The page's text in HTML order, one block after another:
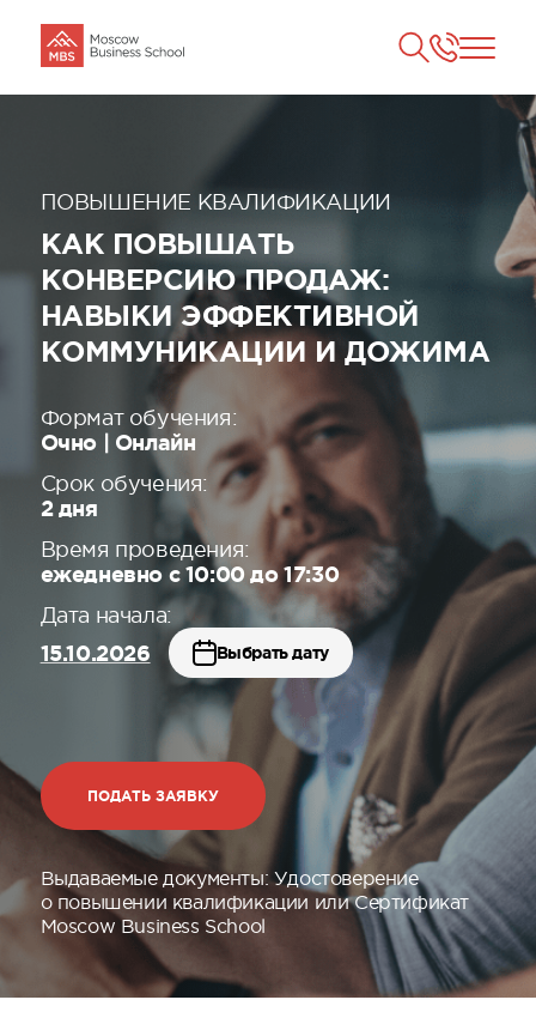
ПОВЫШЕНИЕ КВАЛИФИКАЦИИ
КАК ПОВЫШАТЬ
КОНВЕРСИЮ ПРОДАЖ:
НАВЫКИ ЭФФЕКТИВНОЙ
КОММУНИКАЦИИ И ДОЖИМА
Формат обучения:
Очно | Онлайн
Срок обучения:
2 дня
Время проведения:
ежедневно с 10:00 до 17:30
Дата начала:
15.10.2026
Выбрать дату
ПОДАТЬ ЗАЯВКУ
Выдаваемые документы:Удостоверение
о повышении квалификации или Сертификат
Moscow Business School